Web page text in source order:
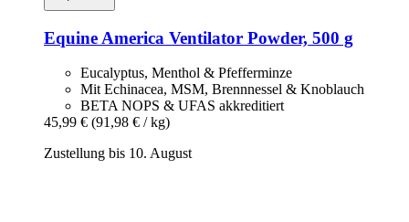
Equine America Ventilator Powder, 500 g
Eucalyptus, Menthol & Pfefferminze
Mit Echinacea, MSM, Brennnessel & Knoblauch
BETA NOPS & UFAS akkreditiert
45,99 € (91,98 € / kg)
Zustellung bis 10. August